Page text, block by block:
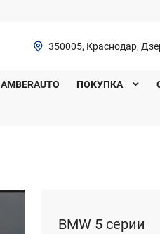
350005, Краснодар,
AMBERAUTO ПОКУПКА
BMW 5 серии